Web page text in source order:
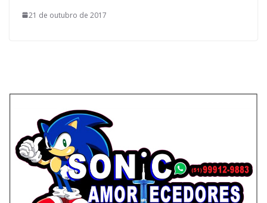
21 de outubro de 2017